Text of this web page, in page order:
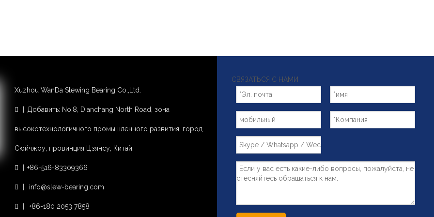
Xuzhou WanDa Slewing Bearing Co.,Ltd.
 丨Добавить: No.8, Dianchang North Road, зона
высокотехнологичного промышленного развития, город
Сюйчжоу, провинция Цзянсу, Китай.
 丨+86-516-83309366
 丨 info@slew-bearing.com
 丨 +86-180 2053 7858
СВЯЗАТЬСЯ С НАМИ